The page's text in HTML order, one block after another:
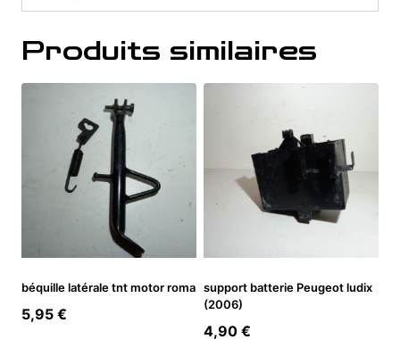
Produits similaires
béquille latérale tnt motor roma
5,95 €
support batterie Peugeot ludix
(2006)
4,90 €